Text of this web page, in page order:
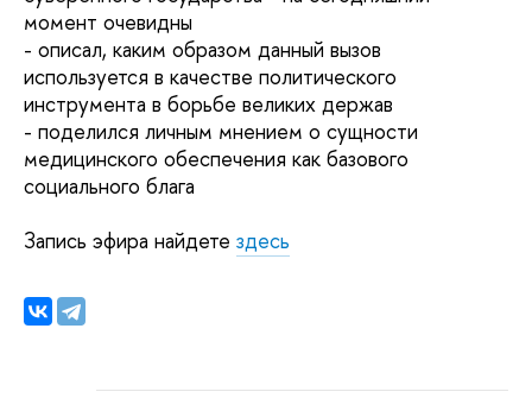
момент очевидны
- описал, каким образом данный вызов
используется в качестве политического
инструмента в борьбе великих держав
- поделился личным мнением о сущности
медицинского обеспечения как базового
социального блага
Запись эфира найдете здесь